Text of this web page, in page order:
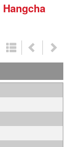
Hangcha